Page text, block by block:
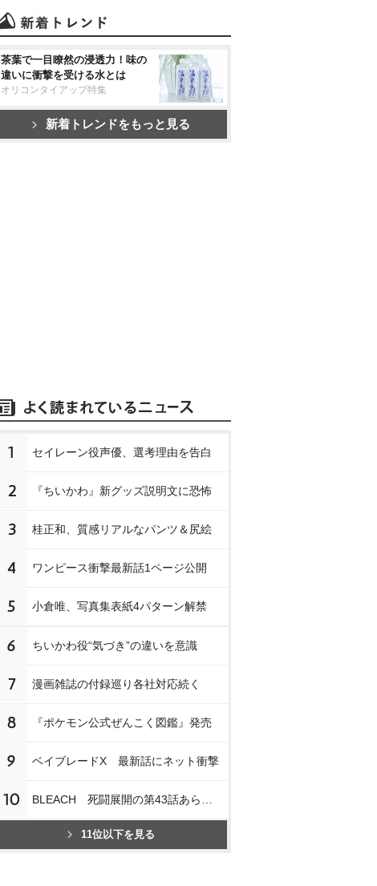
茶葉で一目瞭然の浸透力！味の
違いに衝撃を受ける水とは
オリコンタイアップ特集
新着トレンドをもっと見る
1 セイレーン役声優、選考理由を告白
2 『ちいかわ』新グッズ説明文に恐怖
3 桂正和、質感リアルなパンツ＆尻絵
4 ワンピース衝撃最新話1ページ公開
5 小倉唯、写真集表紙4パターン解禁
6 ちいかわ役“気づき”の違いを意識
7 漫画雑誌の付録巡り各社対応続く
8 『ポケモン公式ぜんこく図鑑』発売
9 ベイブレードX 最新話にネット衝撃
10
11位以下を見る